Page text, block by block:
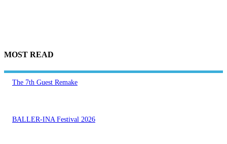
MOST READ
The 7th Guest Remake
BALLER-INA Festival 2026